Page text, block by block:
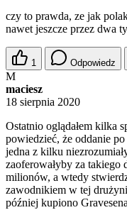
czy to prawda, ze jak
nawet jeszcze przez dwa
1 Odpowiedz
M
maciesz
18 sierpnia 2020
Ostatnio oglądałem kilka
powiedzieć, że oddanie
jedna z kilku
zaoferowałyby za
milionów, a wtedy
zawodnikiem w tej
później kupiono